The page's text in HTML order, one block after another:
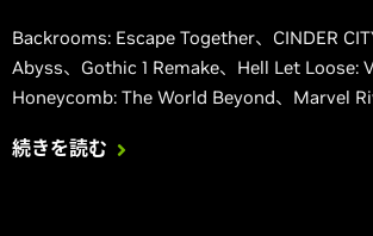
Backrooms: Escape Together、CINDER
Abyss、Gothic 1 Remake、Hell Let Loose:
Honeycomb: The World Beyond、Marvel
Meet はすべて、第 2 世代 Transformer ベー
続きを読む